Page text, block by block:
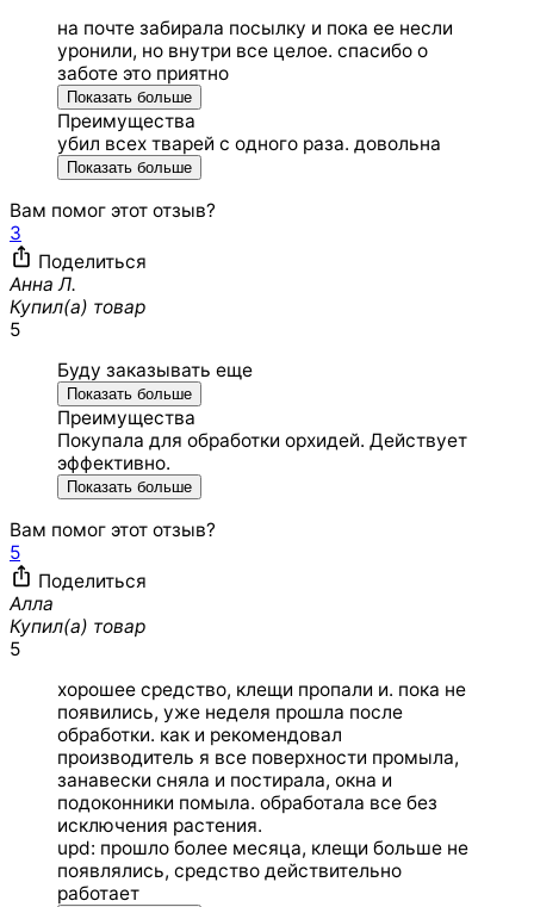
на почте забирала посылку и пока ее несли
уронили, но внутри все целое. спасибо о
заботе это приятно
Показать больше
Преимущества
убил всех тварей с одного раза. довольна
Показать больше
Вам помог этот отзыв?
3
Поделиться
Анна Л.
Купил(а) товар
5
Буду заказывать еще
Показать больше
Преимущества
Покупала для обработки орхидей. Действует
эффективно.
Показать больше
Вам помог этот отзыв?
5
Поделиться
Алла
Купил(а) товар
5
хорошее средство, клещи пропали и. пока не
появились, уже неделя прошла после
обработки. как и рекомендовал
производитель я все поверхности промыла,
занавески сняла и постирала, окна и
подоконники помыла. обработала все без
исключения растения.
upd: прошло более месяца, клещи больше не
появлялись, средство действительно
работает